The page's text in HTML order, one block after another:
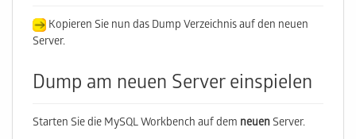
Kopieren Sie nun das Dump Verzeichnis auf den neuen
Server.
Dump am neuen Server einspielen
Starten Sie die MySQL Workbench auf dem neuenServer.